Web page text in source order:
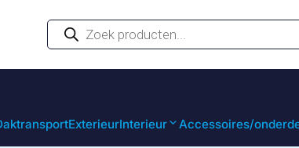
Producten
zoeken
ExterieurInterieur Accessoires/